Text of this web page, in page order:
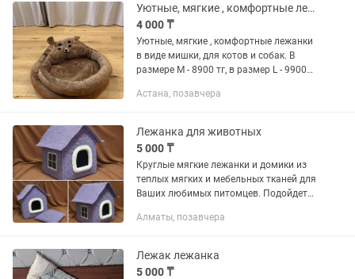
Уютные, мягкие , комфортные лежанки
4 000 ₸
Уютные, мягкие , комфортные лежанки
в виде мишки, для котов и собак. В
размере M - 8900 тг, в размер L - 9900
Астана, позавчера
Лежанка для животных
5 000 ₸
Круглые мягкие лежанки и домики из
теплых мягких и мебельных тканей для
Ваших любимых питомцев. Подойдет
Размер XS S Диаметр лежанок 44см.
Алматы, позавчера
Лежак лежанка
5 000 ₸